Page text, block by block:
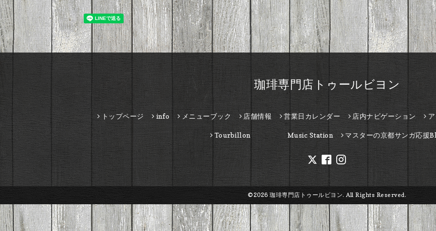
珈琲専門店トゥールビヨン
トップページ info メニューブック 店舗情報 営業日カレンダー 店内ナビゲーション
Tourbillon Music Station マスターの京都サンガ応援
©2026 珈琲専門店トゥールビヨン. All Rights Reserved.